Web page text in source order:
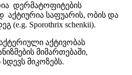
დერმატოფიტების
აქტიურია საფუარის, ობის და
(e.g. Sporothrix schenkii).
აქტივობას
მიმართებაში,
მიკოზებს.